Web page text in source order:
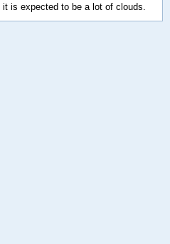
is expected to be a lot of clouds.